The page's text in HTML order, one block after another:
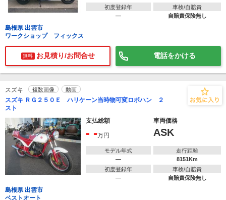
初度登録年
―
車検/自賠責
自賠責保険無し
島根県 出雲市
ワークショップ フィックス
無料 お見積り/お問合せ 電話をかける
スズキ 複数画像 動画
スズキ ＲＧ２５０Ｅ ハリケーン当時物可変ロボハン ２
スト
支払総額
車両価格
- -万円 ASK
モデル年式
―
走行距離
8151Km
初度登録年
―
車検/自賠責
自賠責保険無し
島根県 出雲市
ベストオート